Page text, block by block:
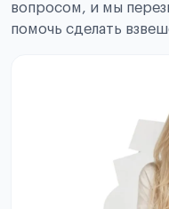
вопросом, и мы
помочь сделать